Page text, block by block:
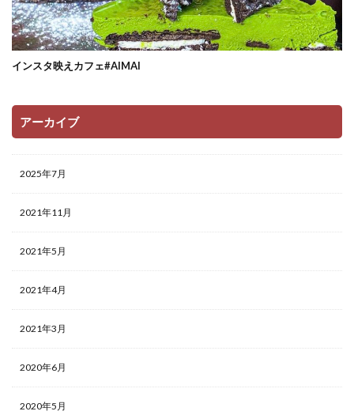
インスタ映えカフェ#AIMAI
アーカイブ
2025年7月
2021年11月
2021年5月
2021年4月
2021年3月
2020年6月
2020年5月